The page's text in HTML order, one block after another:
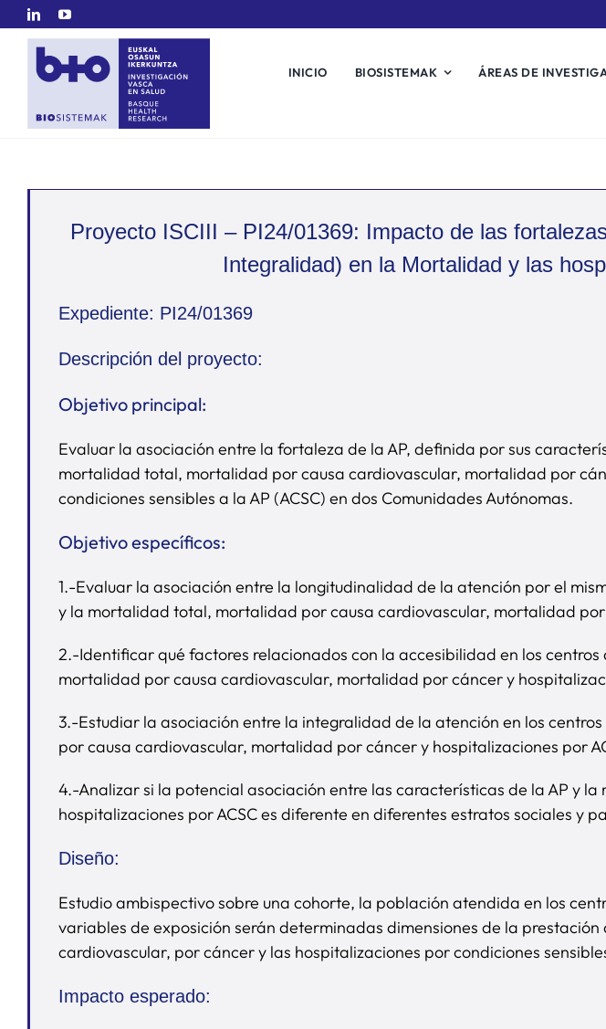
Saltar
contenido
INICIO BIOSISTEMAK ÁREAS DE
Proyecto ISCIII – PI24/01369: Impacto de las
Integralidad) en la Mortalidad y las
Expediente: PI24/01369
Descripción del proyecto:
Objetivo principal:
Evaluar la asociación entre la fortaleza de la AP, definida por sus
mortalidad total, mortalidad por causa cardiovascular, mortalidad por
condiciones sensibles a la AP (ACSC) en dos Comunidades Autónomas.
Objetivo específicos:
1.-Evaluar la asociación entre la longitudinalidad de la atención por el
y la mortalidad total, mortalidad por causa cardiovascular, mortalidad por
2.-Identificar qué factores relacionados con la accesibilidad en los
mortalidad por causa cardiovascular, mortalidad por cáncer y
3.-Estudiar la asociación entre la integralidad de la atención en los
por causa cardiovascular, mortalidad por cáncer y hospitalizaciones por
4.-Analizar si la potencial asociación entre las características de la AP y
hospitalizaciones por ACSC es diferente en diferentes estratos sociales y
Diseño:
Estudio ambispectivo sobre una cohorte, la población atendida en los
variables de exposición serán determinadas dimensiones de la
cardiovascular, por cáncer y las hospitalizaciones por condiciones
Impacto esperado: